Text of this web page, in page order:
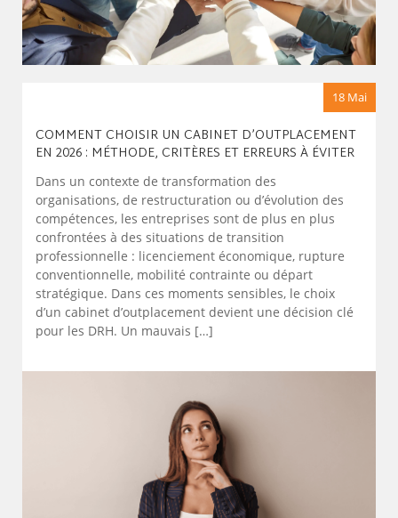
18 Mai
COMMENT CHOISIR UN CABINET D’OUTPLACEMENT
EN 2026 : MÉTHODE, CRITÈRES ET ERREURS À ÉVITER
Dans un contexte de transformation des
organisations, de restructuration ou d’évolution des
compétences, les entreprises sont de plus en plus
confrontées à des situations de transition
professionnelle : licenciement économique, rupture
conventionnelle, mobilité contrainte ou départ
stratégique. Dans ces moments sensibles, le choix
d’un cabinet d’outplacement devient une décision clé
pour les DRH. Un mauvais […]